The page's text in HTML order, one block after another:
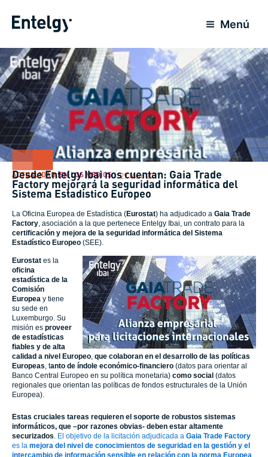
para
conteúdo
Menú
ACTUALIDAD,EN LOS MEDIOS 29 Maio 2017
Desde Entelgy Ibai nos cuentan: Gaia Trade
Factory mejorará la seguridad informática del
Sistema Estadístico Europeo
La Oficina Europea de Estadística (Eurostat) ha adjudicado a Gaia Trade
Factory, asociación a la que pertenece Entelgy Ibai, un contrato para la
certificación y mejora de la seguridad informática del Sistema
Estadístico Europeo (SEE).
Eurostat es la
oficina
estadística de la
Comisión
Europea y tiene
su sede en
Luxemburgo. Su
misión es proveer
de estadísticas
fiables y de alta
calidad a nivel Europeo que colaboran en el desarrollo de las políticas
Europeas , tanto de índole económico-financiero (datos para orientar al
Banco Central Europeo en su política monetaria) como social (datos
regionales que orientan las políticas de fondos estructurales de la Unión
Europea).
Estas cruciales tareas requieren el soporte de robustos sistemas
informáticos, que –por razones obvias- deben estar altamente
securizados El objetivo de la licitación adjudicada a Gaia Trade Factory
es la mejora del nivel de conocimientos de seguridad en la gestión y el
intercambio de información sensible en relación con la norma Europea